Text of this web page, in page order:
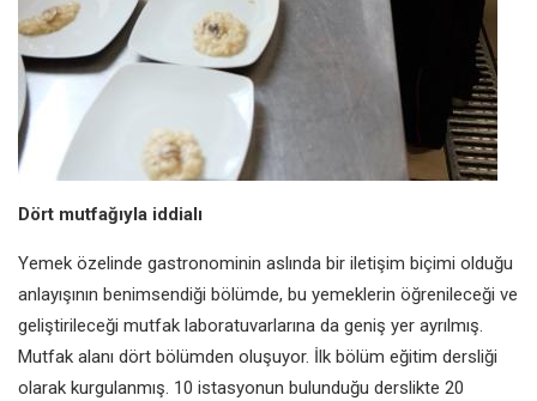
Dört mutfağıyla iddialı
Yemek özelinde gastronominin aslında bir iletişim biçimi olduğu
anlayışının benimsendiği bölümde, bu yemeklerin öğrenileceği ve
geliştirileceği mutfak laboratuvarlarına da geniş yer ayrılmış.
Mutfak alanı dört bölümden oluşuyor. İlk bölüm eğitim dersliği
olarak kurgulanmış. 10 istasyonun bulunduğu derslikte 20